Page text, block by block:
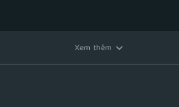
Xem thêm